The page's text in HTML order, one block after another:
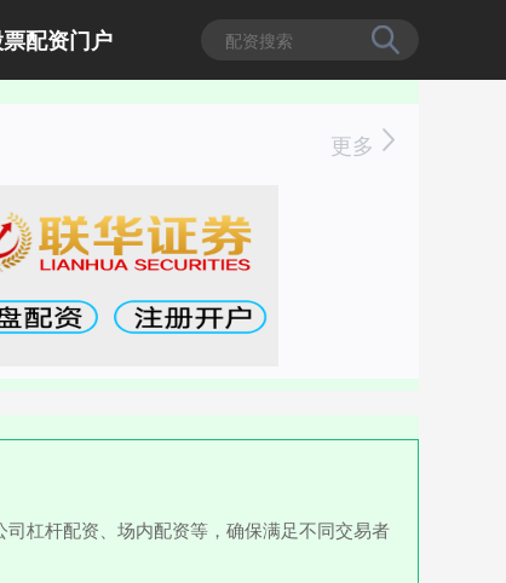
配资门户
更多
杠杆配资、场内配资等，确保满足不同交易者